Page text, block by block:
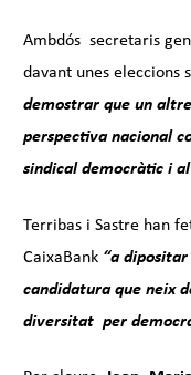
Ambdós secretaris
davant unes eleccions
demostrar que un altre
perspectiva nacional
sindical democràtic i
Terribas i Sastre han
CaixaBank “a
candidatura que neix
diversitat per